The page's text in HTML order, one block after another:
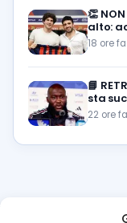
👏
alto:
18 ore fa
📘
sta
22 ore fa